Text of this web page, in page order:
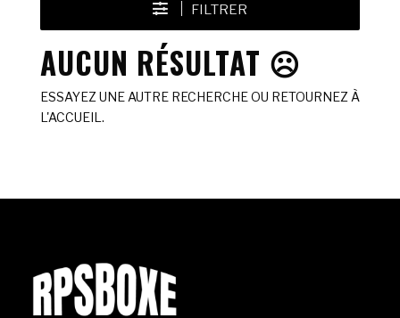
FILTRER
AUCUN RÉSULTAT ☹️
ESSAYEZ UNE AUTRE RECHERCHE OU RETOURNEZ À
L'ACCUEIL.